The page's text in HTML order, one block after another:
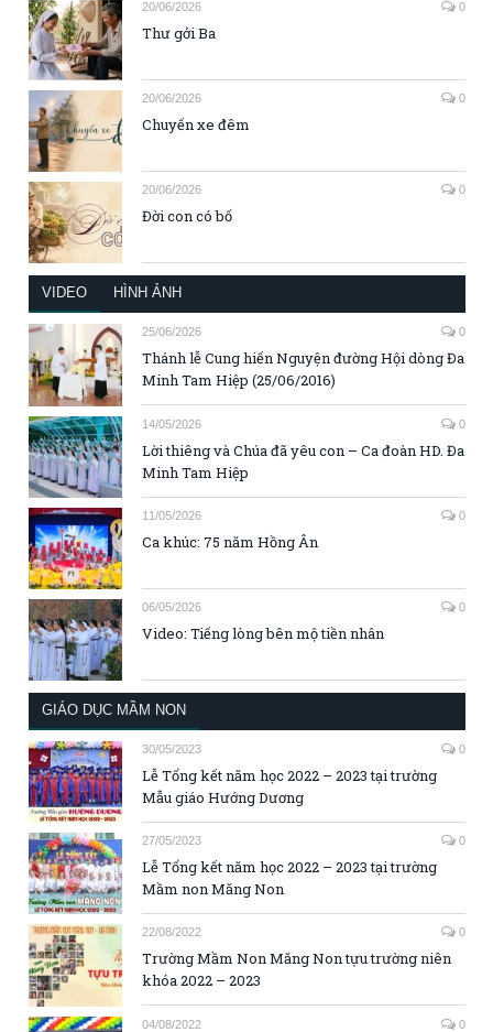
20/06/2026 0
Thư gởi Ba
20/06/2026 0
Chuyến xe đêm
20/06/2026 0
Đời con có bố
VIDEO HÌNH ẢNH
25/06/2026 0
Thánh lễ Cung hiến Nguyện đường Hội dòng Đa
Minh Tam Hiệp (25/06/2016)
14/05/2026 0
Lời thiêng và Chúa đã yêu con – Ca đoàn HD. Đa
Minh Tam Hiệp
11/05/2026 0
Ca khúc: 75 năm Hồng Ân
06/05/2026 0
Video: Tiếng lòng bên mộ tiền nhân
GIÁO DỤC MẦM NON
30/05/2023 0
Lễ Tổng kết năm học 2022 – 2023 tại trường
Mẫu giáo Hướng Dương
27/05/2023 0
Lễ Tổng kết năm học 2022 – 2023 tại trường
Mầm non Măng Non
22/08/2022 0
Trường Mầm Non Măng Non tựu trường niên
khóa 2022 – 2023
04/08/2022 0